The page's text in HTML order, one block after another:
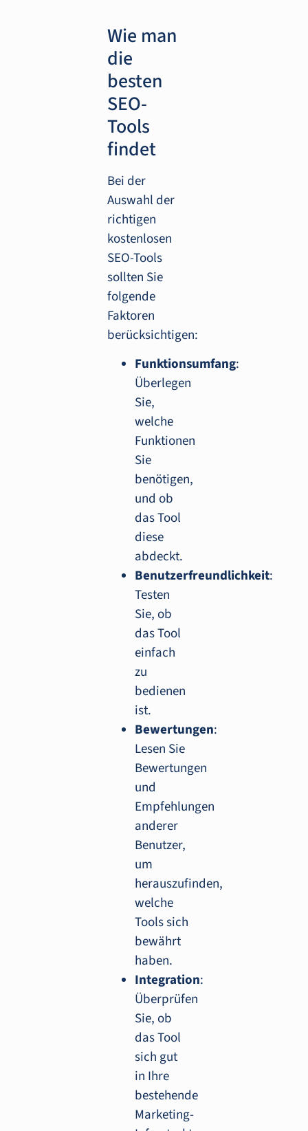
Wie man
die
besten
SEO-
Tools
findet
Bei der
Auswahl der
richtigen
kostenlosen
SEO-Tools
sollten Sie
folgende
Faktoren
berücksichtigen:
Funktionsumfang:
Überlegen
Sie,
welche
Funktionen
Sie
benötigen,
und ob
das Tool
diese
abdeckt.
Benutzerfreundlichkeit:
Testen
Sie, ob
das Tool
einfach
zu
bedienen
ist.
Bewertungen:
Lesen Sie
Bewertungen
und
Empfehlungen
anderer
Benutzer,
um
herauszufinden,
welche
Tools sich
bewährt
haben.
Integration:
Überprüfen
Sie, ob
das Tool
sich gut
in Ihre
bestehende
Marketing-